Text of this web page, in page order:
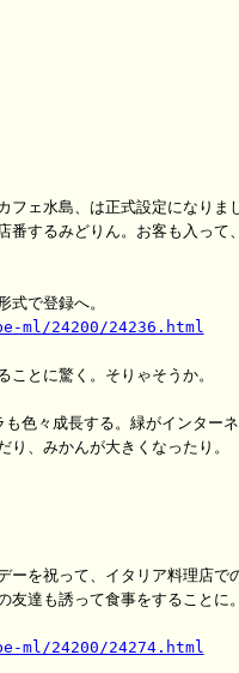
フェ水島、は正式設定になりま
番するみどりん。お客も入って
ml/24200/24236.html
ことに驚く。そりゃそうか。
色々成長する。緑がインター
ーを祝って、イタリア料理店で
友達も誘って食事をすることに
ml/24200/24274.html